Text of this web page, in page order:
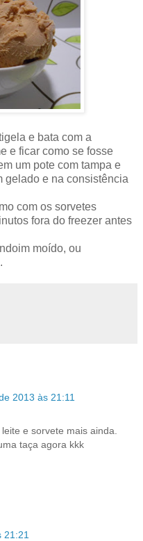
e bata com a
e ficar como se fosse
um pote com tampa e
gelado e na consistência
com os sorvetes
fora do freezer antes
moído, ou
2013 às 21:11
e sorvete mais ainda.
taça agora kkk
21:21